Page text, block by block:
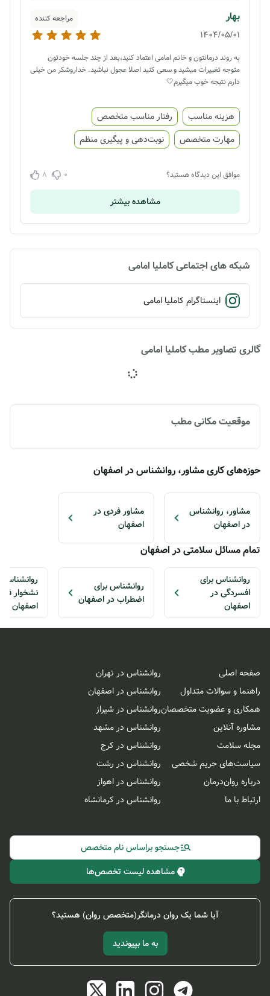
بهار مراجعه کننده
1404/05/01
به روند درمانتون و خانم امامی اعتماد کنید،بعد از چند جلسه خودتون
متوجه تغییرات میشید و سعی کنید اصلا عجول نباشید. خداروشکر من خیلی
دارم نتیجه خوب میگیرم🤍
هزینه مناسب
رفتار مناسب متخصص
مهارت متخصص
نوبت‌دهی و پیگیری منظم
موافق این دیدگاه هستید؟ 0
8
مشاهده بیشتر
شبکه های اجتماعی کاملیا امامی
اینستاگرام کاملیا امامی
گالری تصاویر مطب کاملیا امامی
موقعیت مکانی مطب
حوزه‌های کاری مشاور، روانشناس در اصفهان
مشاور، روانشناس
در اصفهان
مشاور فردی در
اصفهان
تمام مسائل سلامتی در اصفهان
روانشناس برای
افسردگی در
اصفهان
روانشناس برای
اضطراب در اصفهان
روانشناس
نشخوار
اصفهان
صفحه اصلی
راهنما و سوالات متداول
همکاری و عضویت متخصصان
مشاوره آنلاین
مجله سلامت
سیاست‌های حریم شخصی
درباره روان‌درمان
ارتباط با ما
روانشناس در تهران
روانشناس در اصفهان
روانشناس در شیراز
روانشناس در مشهد
روانشناس در کرج
روانشناس در رشت
روانشناس در اهواز
روانشناس در کرمانشاه
جستجو براساس نام متخصص
مشاهده لیست تخصص‌ها
آیا شما یک روان درمانگر(متخصص روان) هستید؟
به ما بپیوندید